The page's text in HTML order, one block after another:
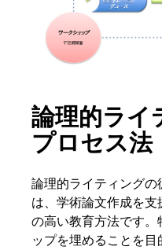
論理的ライ
プロセス法
論理的ライティングの
は、学術論文作成を
の高い教育方法です。
ップを埋めることを目